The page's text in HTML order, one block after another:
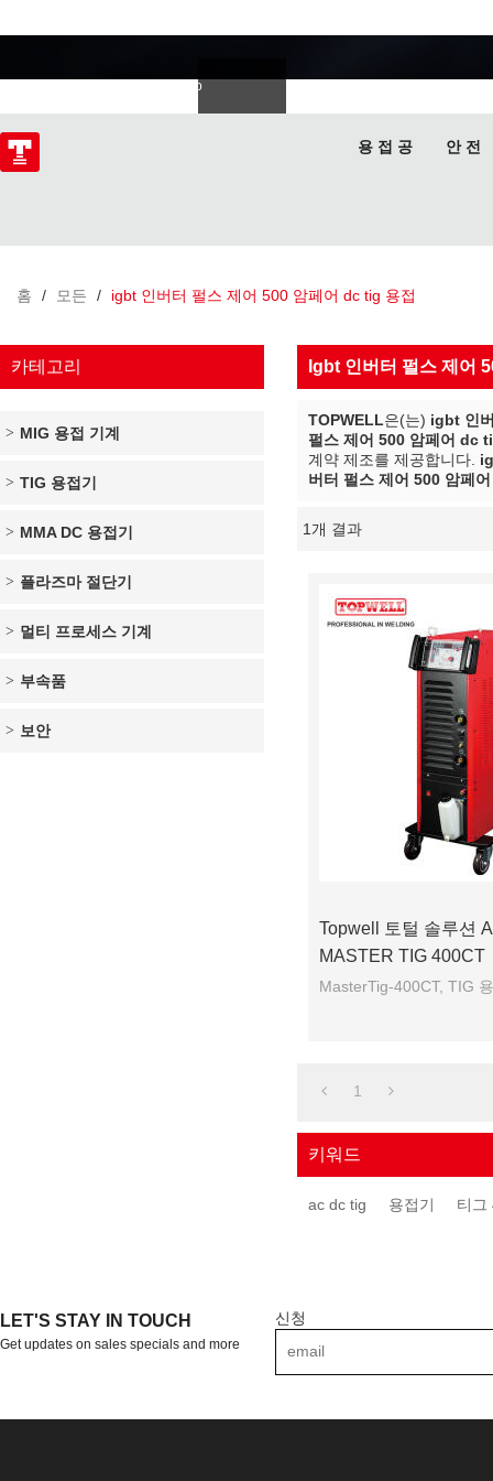
Italiano
용 접 공 안 전
홈 / 모든 / igbt 인버터 펄스 제어 500 암페어 dc tig 용접
카테고리
MIG 용접 기계
TIG 용접기
MMA DC 용접기
플라즈마 절단기
멀티 프로세스 기계
부속품
보안
Igbt 인버터 펄스 제어
TOPWELL은(는) igbt 인
펄스 제어 500 암페어 dc
계약 제조를 제공합니다.
버터 펄스 제어 500 암페
1개 결과
Topwell 토털 솔루션
MASTER TIG 400CT
MasterTig-400CT, TIG
1
키워드
ac dc tig 용접기 티그
LET'S STAY IN TOUCH
Get updates on sales specials and more
신청